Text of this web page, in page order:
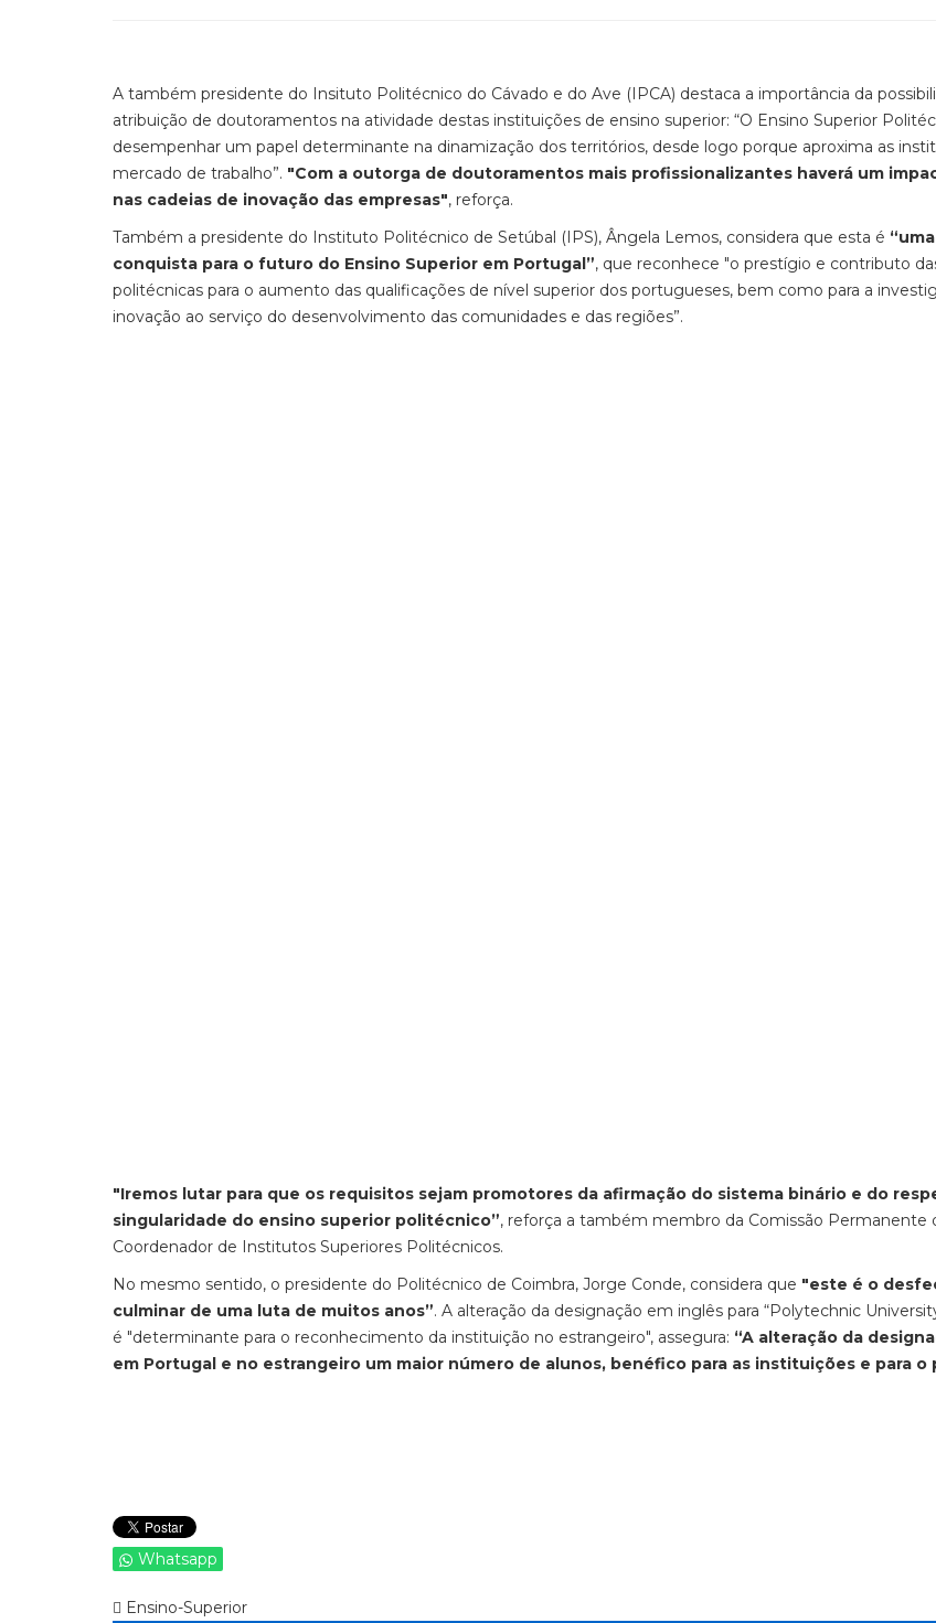
A também presidente do Insituto Politécnico do Cávado e do Ave (IPCA) destaca a importância da
atribuição de doutoramentos na atividade destas instituições de ensino superior: “O Ensino Superior
desempenhar um papel determinante na dinamização dos territórios, desde logo porque aproxima as
mercado de trabalho”. "Com a outorga de doutoramentos mais profissionalizantes haverá um
nas cadeias de inovação das empresas", reforça.
Também a presidente do Instituto Politécnico de Setúbal (IPS), Ângela Lemos, considera que esta é
conquista para o futuro do Ensino Superior em Portugal”, que reconhece "o prestígio e contributo
politécnicas para o aumento das qualificações de nível superior dos portugueses, bem como para a
inovação ao serviço do desenvolvimento das comunidades e das regiões”.
"Iremos lutar para que os requisitos sejam promotores da afirmação do sistema binário e do
singularidade do ensino superior politécnico”, reforça a também membro da Comissão Permanente
Coordenador de Institutos Superiores Politécnicos.
No mesmo sentido, o presidente do Politécnico de Coimbra, Jorge Conde, considera que "este é o
culminar de uma luta de muitos anos”. A alteração da designação em inglês para “Polytechnic
é "determinante para o reconhecimento da instituição no estrangeiro", assegura: “A alteração da
em Portugal e no estrangeiro um maior número de alunos, benéfico para as instituições e para o
Whatsapp
Ensino-Superior